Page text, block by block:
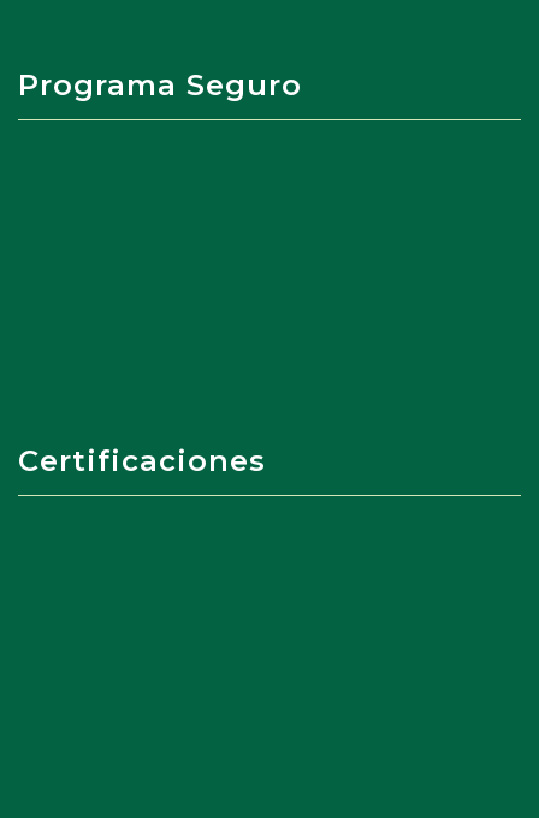
Programa Seguro
Certificaciones